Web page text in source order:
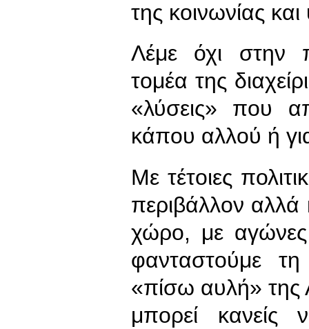
της κοινωνίας
Λέμε όχι στην
τομέα της
«λύσεις» που
κάπου αλλού ή
Με τέτοιες
περιβάλλον αλλά
χώρο, με αγώνες
φανταστούμε
«πίσω αυλή»
μπορεί κανείς